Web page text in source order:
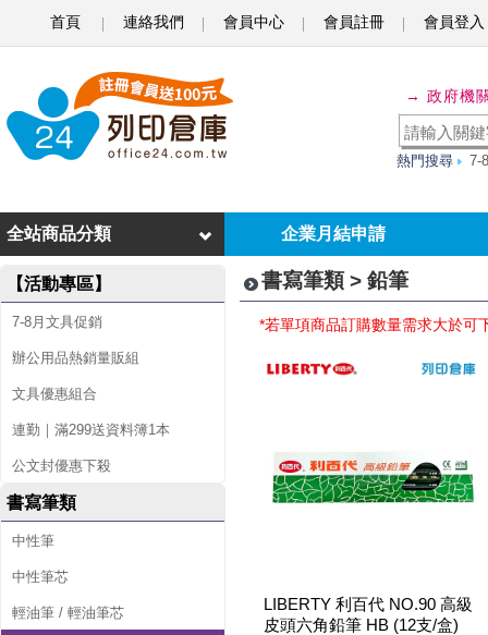
首頁 連絡我們 會員中心 會員註冊 會員登入
筆
→ 政府機
熱門搜尋 7-
企業月結申請
全站商品分類
【活動專區】
7-8月文具促銷
辦公用品熱銷量販組
文具優惠組合
連勤｜滿299送資料簿1本
公文封優惠下殺
書寫筆類
中性筆
中性筆芯
輕油筆 / 輕油筆芯
書寫筆類 > 鉛筆
*若單項商品訂購數量需求大於可
LIBERTY 利百代 NO.90 高級
皮頭六角鉛筆 HB (12支/盒)